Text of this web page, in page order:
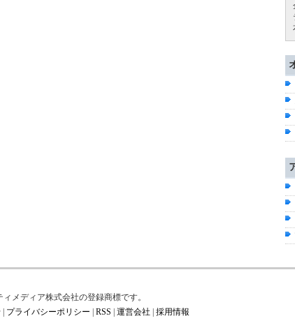
ィメディア株式会社の登録商標です。
プライバシーポリシー RSS 運営会社 採用情報